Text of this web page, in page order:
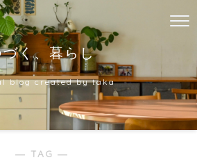
づく、暮らし
blog created by taka
― TAG ―